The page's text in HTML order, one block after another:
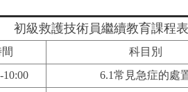
初級救護技術員繼續教育課程表
科目別
10:00
6.1常見急症的處